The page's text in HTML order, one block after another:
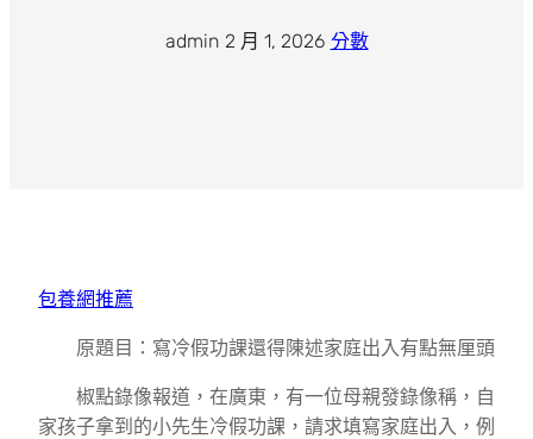
admin· 2 月 1, 2026· 分數
包養網推薦
原題目：寫冷假功課還得陳述家庭出入有點無厘頭
椒點錄像報道，在廣東，有一位母親發錄像稱，自
家孩子拿到的小先生冷假功課，請求填寫家庭出入，例